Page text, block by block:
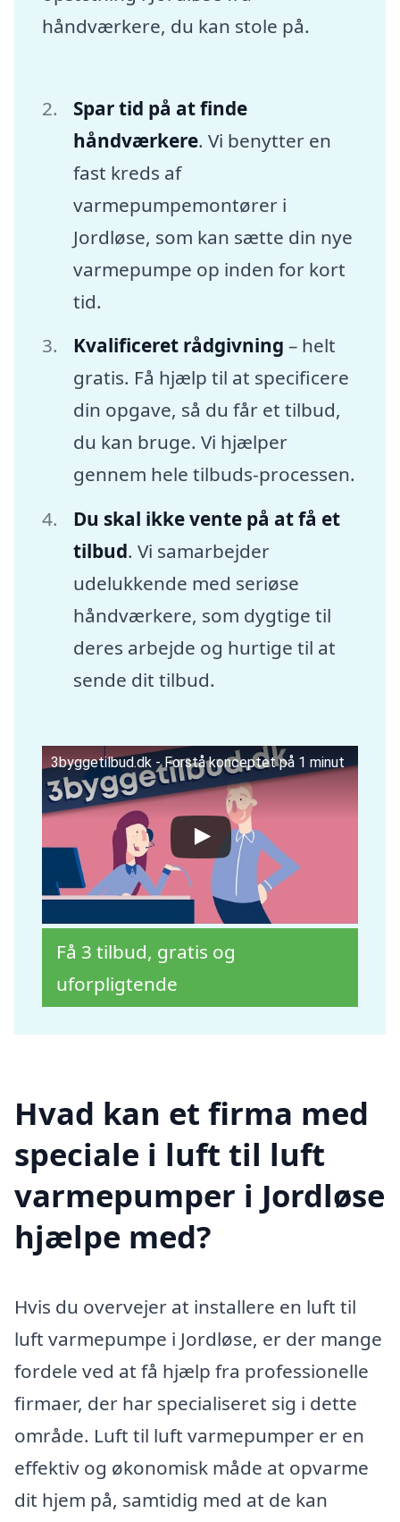
håndværkere, du kan stole på.
Spar tid på at finde
håndværkere. Vi benytter en
fast kreds af
varmepumpemontører i
Jordløse, som kan sætte din nye
varmepumpe op inden for kort
tid.
Kvalificeret rådgivning – helt
gratis. Få hjælp til at specificere
din opgave, så du får et tilbud,
du kan bruge. Vi hjælper
gennem hele tilbuds-processen.
Du skal ikke vente på at få et
tilbud. Vi samarbejder
udelukkende med seriøse
håndværkere, som dygtige til
deres arbejde og hurtige til at
sende dit tilbud.
3byggetilbud.dk - Forstå konceptet på 1 minut
Få 3 tilbud, gratis og
uforpligtende
Hvad kan et firma med
speciale i luft til luft
varmepumper i Jordløse
hjælpe med?
Hvis du overvejer at installere en luft til
luft varmepumpe i Jordløse, er der mange
fordele ved at få hjælp fra professionelle
firmaer, der har specialiseret sig i dette
område. Luft til luft varmepumper er en
effektiv og økonomisk måde at opvarme
dit hjem på, samtidig med at de kan